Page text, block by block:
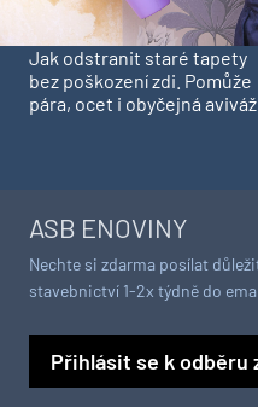
Jak odstranit staré tapety
bez poškození zdi. Pomůže
pára, ocet i obyčejná aviváž
ASB ENOVINY
Nechte si zdarma posílat
stavebnictví 1-2x týdně do
Přihlásit se k odběru